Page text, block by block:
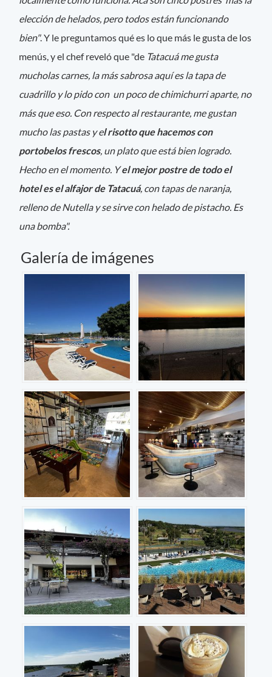
elección de helados, pero todos están funcionando
bien". Y le preguntamos qué es lo que más le gusta de los
menús, y el chef reveló que "de Tatacuá me gusta
mucholas carnes, la más sabrosa aquí es la tapa de
cuadrillo y lo pido con un poco de chimichurri aparte, no
más que eso. Con respecto al restaurante, me gustan
mucho las pastas y el risotto que hacemos con
portobelos frescos, un plato que está bien logrado.
Hecho en el momento. Yel mejor postre de todo el
hotel es el alfajor de Tatacuá, con tapas de naranja,
relleno de Nutella y se sirve con helado de pistacho. Es
una bomba".
Galería de imágenes